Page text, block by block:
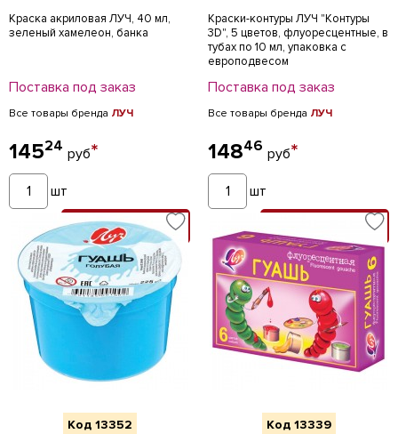
Краска акриловая ЛУЧ, 40 мл,
зеленый хамелеон, банка
Поставка под заказ
Все товары бренда ЛУЧ
14524 руб*
шт
В КОРЗИНУ
Краски-контуры ЛУЧ "Контуры
3D", 5 цветов, флуоресцентные, в
тубах по 10 мл, упаковка с
европодвесом
Поставка под заказ
Все товары бренда ЛУЧ
14846 руб*
шт
Код 13352 Код 13339